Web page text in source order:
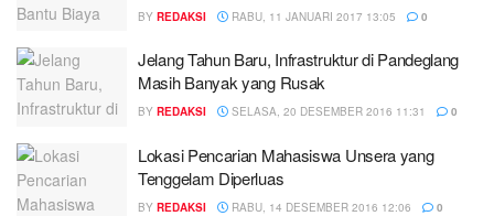
BY REDAKSI RABU, 11 JANUARI 2017 13:05 0
Jelang Tahun Baru, Infrastruktur di Pandeglang
Masih Banyak yang Rusak
BY REDAKSI SELASA, 20 DESEMBER 2016 11:31 0
Lokasi Pencarian Mahasiswa Unsera yang
Tenggelam Diperluas
BY REDAKSI RABU, 14 DESEMBER 2016 12:06 0